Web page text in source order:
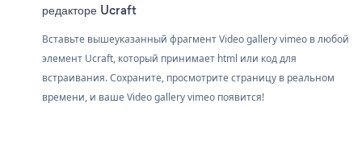
редакторе Ucraft
Вставьте вышеуказанный фрагмент Video gallery vimeo в любой
элемент Ucraft, который принимает html или код для
встраивания. Сохраните, просмотрите страницу в реальном
времени, и ваше Video gallery vimeo появится!